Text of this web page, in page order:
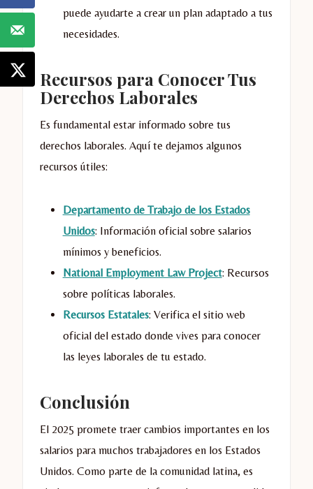
puede ayudarte a crear un plan adaptado a tus
necesidades.
Recursos para Conocer Tus
Derechos Laborales
Es fundamental estar informado sobre tus
derechos laborales. Aquí te dejamos algunos
recursos útiles:
Departamento de Trabajo de los Estados
Unidos: Información oficial sobre salarios
mínimos y beneficios.
National Employment Law Project: Recursos
sobre políticas laborales.
Recursos Estatales: Verifica el sitio web
oficial del estado donde vives para conocer
las leyes laborales de tu estado.
Conclusión
El 2025 promete traer cambios importantes en los
salarios para muchos trabajadores en los Estados
Unidos. Como parte de la comunidad latina, es